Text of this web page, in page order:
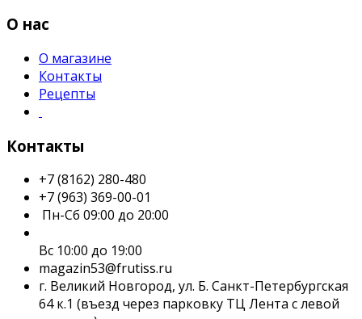
О нас
О магазине
Контакты
Рецепты
Контакты
+7 (8162) 280-480
+7 (963) 369-00-01
Пн-Сб 09:00 до 20:00
Вс 10:00 до 19:00
magazin53@frutiss.ru
г. Великий Новгород, ул. Б. Санкт-Петербургская
64 к.1 (въезд через парковку ТЦ Лента с левой